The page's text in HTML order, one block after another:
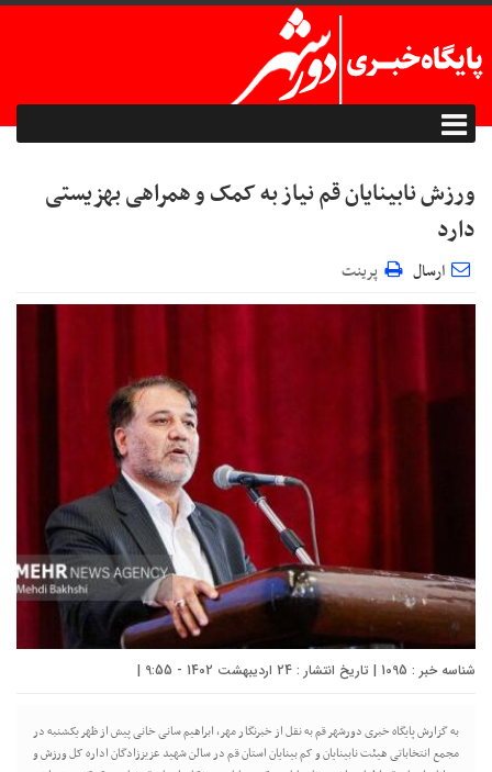
ورزش نابینایان قم نیاز به کمک و همراهی بهزیستی
دارد
ارسال پرینت
شناسه خبر : 1095 | تاریخ انتشار : 24 اردیبهشت 1402 - 9:55 |
به گزارش پایگاه خبری دورشهر قم به نقل از خبرنگار مهر، ابراهیم سانی خانی پیش از ظهر یکشنبه در
مجمع انتخاباتی هیئت نابینایان و کم بینایان استان قم در سالن شهید عزیززادگان اداره کل ورزش و